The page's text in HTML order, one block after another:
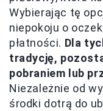
Wybierając tę
niepokoju o
płatności. Dla
tradycję,
pobraniem lub
Niezależnie od
środki dotrą do